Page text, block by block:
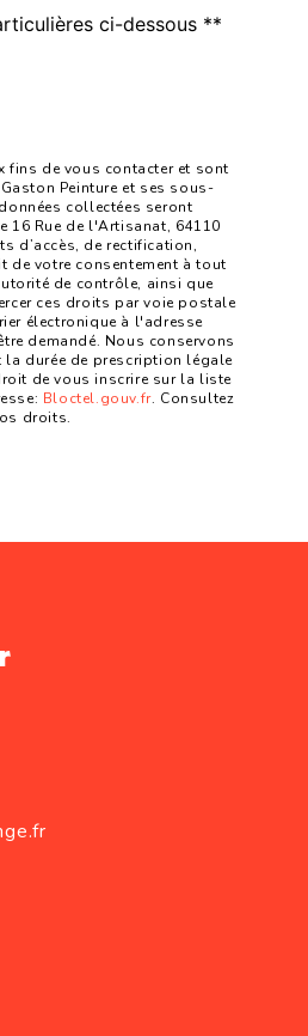
ci-dessous **
fins de vous contacter et sont
Peinture et ses sous-
collectées seront
16 Rue de l'Artisanat, 64110
d’accès, de rectification,
de votre consentement à tout
de contrôle, ainsi que
ces droits par voie postale
électronique à l'adresse
demandé. Nous conservons
durée de prescription légale
de vous inscrire sur la liste
Bloctel.gouv.fr. Consultez
droits.